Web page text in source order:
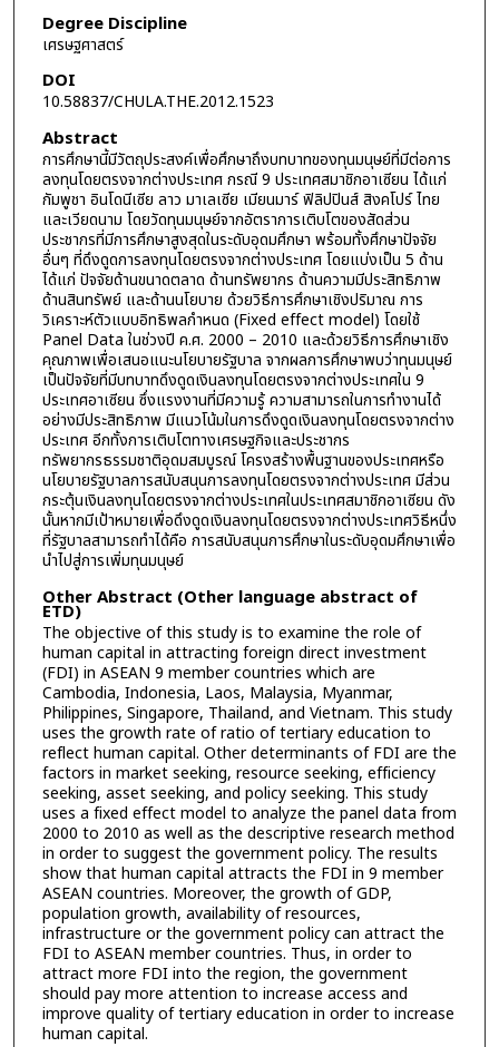
Degree Discipline
เศรษฐศาสตร์
DOI
10.58837/CHULA.THE.2012.1523
Abstract
การศึกษานี้มีวัตถุประสงค์เพื่อศึกษาถึงบทบาทของทุนมนุษย์ที่มีต่อการ
ลงทุนโดยตรงจากต่างประเทศ กรณี 9 ประเทศสมาชิกอาเซียน ได้แก่
กัมพูชา อินโดนีเซีย ลาว มาเลเซีย เมียนมาร์ ฟิลิปปินส์ สิงคโปร์ ไทย
และเวียดนาม โดยวัดทุนมนุษย์จากอัตราการเติบโตของสัดส่วน
ประชากรที่มีการศึกษาสูงสุดในระดับอุดมศึกษา พร้อมทั้งศึกษาปัจจัย
อื่นๆ ที่ดึงดูดการลงทุนโดยตรงจากต่างประเทศ โดยแบ่งเป็น 5 ด้าน
ได้แก่ ปัจจัยด้านขนาดตลาด ด้านทรัพยากร ด้านความมีประสิทธิภาพ
ด้านสินทรัพย์ และด้านนโยบาย ด้วยวิธีการศึกษาเชิงปริมาณ การ
วิเคราะห์ตัวแบบอิทธิพลกำหนด (Fixed effect model) โดยใช้
Panel Data ในช่วงปี ค.ศ. 2000 – 2010 และด้วยวิธีการศึกษาเชิง
คุณภาพเพื่อเสนอแนะนโยบายรัฐบาล จากผลการศึกษาพบว่าทุนมนุษย์
เป็นปัจจัยที่มีบทบาทดึงดูดเงินลงทุนโดยตรงจากต่างประเทศใน 9
ประเทศอาเซียน ซึ่งแรงงานที่มีความรู้ ความสามารถในการทำงานได้
อย่างมีประสิทธิภาพ มีแนวโน้มในการดึงดูดเงินลงทุนโดยตรงจากต่าง
ประเทศ อีกทั้งการเติบโตทางเศรษฐกิจและประชากร
ทรัพยากรธรรมชาติอุดมสมบูรณ์ โครงสร้างพื้นฐานของประเทศหรือ
นโยบายรัฐบาลการสนับสนุนการลงทุนโดยตรงจากต่างประเทศ มีส่วน
กระตุ้นเงินลงทุนโดยตรงจากต่างประเทศในประเทศสมาชิกอาเซียน ดัง
นั้นหากมีเป้าหมายเพื่อดึงดูดเงินลงทุนโดยตรงจากต่างประเทศวิธีหนึ่ง
ที่รัฐบาลสามารถทำได้คือ การสนับสนุนการศึกษาในระดับอุดมศึกษาเพื่อ
นำไปสู่การเพิ่มทุนมนุษย์
Other Abstract (Other language abstract of
ETD)
The objective of this study is to examine the role of
human capital in attracting foreign direct investment
(FDI) in ASEAN 9 member countries which are
Cambodia, Indonesia, Laos, Malaysia, Myanmar,
Philippines, Singapore, Thailand, and Vietnam. This study
uses the growth rate of ratio of tertiary education to
reflect human capital. Other determinants of FDI are the
factors in market seeking, resource seeking, efficiency
seeking, asset seeking, and policy seeking. This study
uses a fixed effect model to analyze the panel data from
2000 to 2010 as well as the descriptive research method
in order to suggest the government policy. The results
show that human capital attracts the FDI in 9 member
ASEAN countries. Moreover, the growth of GDP,
population growth, availability of resources,
infrastructure or the government policy can attract the
FDI to ASEAN member countries. Thus, in order to
attract more FDI into the region, the government
should pay more attention to increase access and
improve quality of tertiary education in order to increase
human capital.